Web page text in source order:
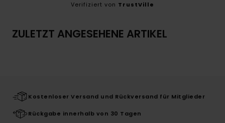
Verifiziert von TrustVille
ZULETZT ANGESEHENE ARTIKEL
Kostenloser Versand und Rückversand für Mitglieder
Rückgabe innerhalb von 30 Tagen